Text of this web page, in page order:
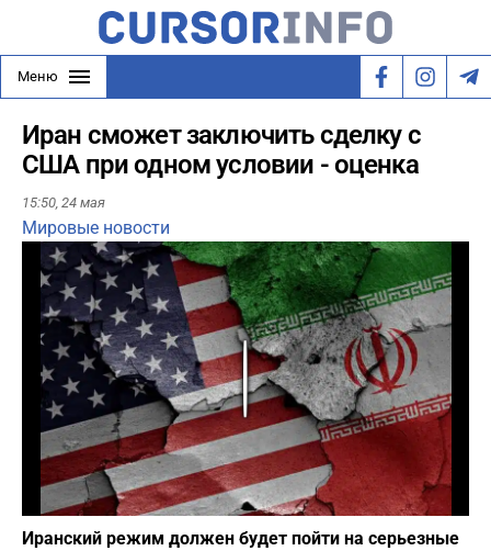
Меню
Иран сможет заключить сделку с
США при одном условии - оценка
15:50, 24 мая
Мировые новости
Play
Фото: Depositphotos
Иранский режим должен будет пойти на серьезные